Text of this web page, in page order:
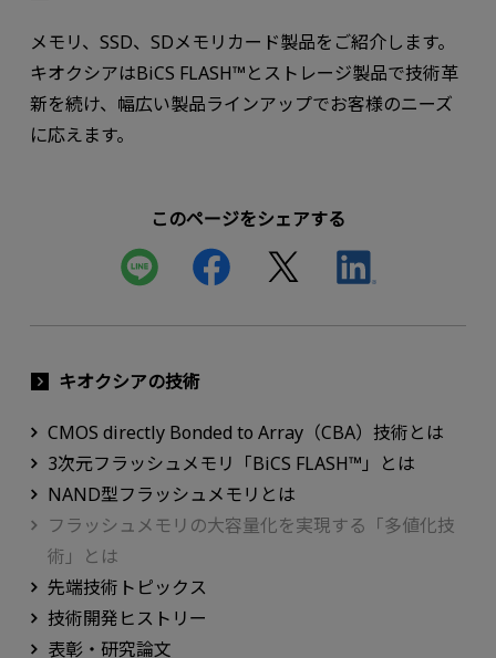
メモリ、SSD、SDメモリカード製品をご紹介します。
キオクシアはBiCS FLASH™とストレージ製品で技術革
新を続け、幅広い製品ラインアップでお客様のニーズ
に応えます。
このページをシェアする
キオクシアの技術
CMOS directly Bonded to Array（CBA）技術とは
3次元フラッシュメモリ「BiCS FLASH™」とは
NAND型フラッシュメモリとは
フラッシュメモリの大容量化を実現する「多値化技
術」とは
先端技術トピックス
技術開発ヒストリー
表彰・研究論文